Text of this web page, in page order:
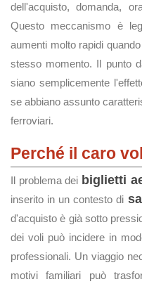
dell'acquisto, domanda,
Questo meccanismo è
aumenti molto rapidi
stesso momento. Il punto
siano semplicemente
se abbiano assunto
ferroviari.
Perché il caro
Il problema dei biglietti
inserito in un contesto di
d'acquisto è già sotto
dei voli può incidere in
professionali. Un viaggio
motivi familiari può